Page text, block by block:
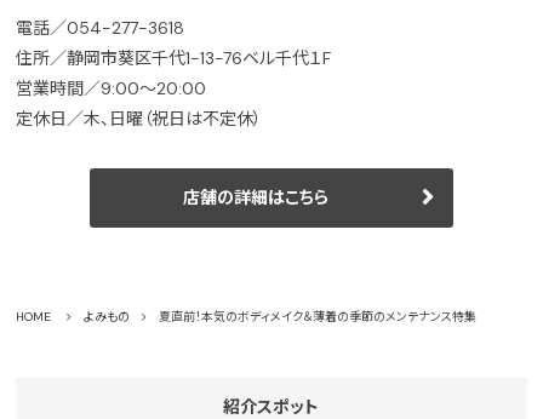
電話／054-277-3618
住所／静岡市葵区千代1-13-76ベル千代１F
営業時間／9:00～20:00
定休日／木、日曜（祝日は不定休）
店舗の詳細はこちら
HOME よみもの 夏直前！本気のボディメイク＆薄着の季節のメンテナンス特集
紹介スポット